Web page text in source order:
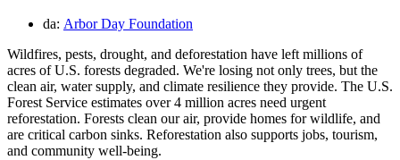
da: Arbor Day Foundation
Wildfires, pests, drought, and deforestation have left millions of
acres of U.S. forests degraded. We're losing not only trees, but the
clean air, water supply, and climate resilience they provide. The U.S.
Forest Service estimates over 4 million acres need urgent
reforestation. Forests clean our air, provide homes for wildlife, and
are critical carbon sinks. Reforestation also supports jobs, tourism,
and community well-being.